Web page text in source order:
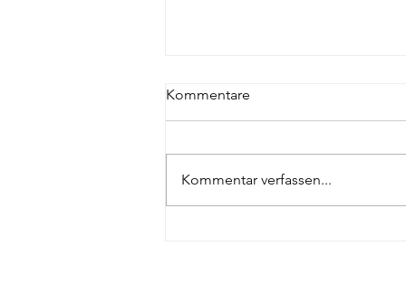
Kommentare
Kommentar verfassen...